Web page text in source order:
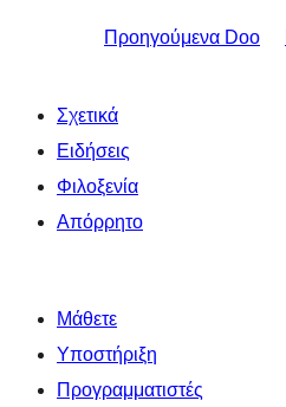
Προηγούμενα Doo
Σχετικά
Ειδήσεις
Φιλοξενία
Απόρρητο
Μάθετε
Υποστήριξη
Προγραμματιστές